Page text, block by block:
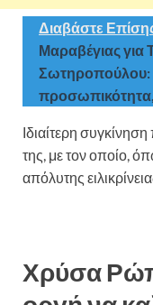
Διαβάστε
Μαραβέγιας για
Σωτηροπούλου:
προσωπικότητα,
Ιδιαίτερη
της, με τον οποίο,
απόλυτης
Χρύσα